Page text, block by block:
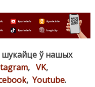
шукайце ў нашых
, VK,
, Youtube.